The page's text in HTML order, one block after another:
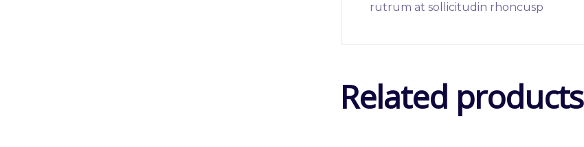
rutrum at sollicitudin rhoncusp
Related products